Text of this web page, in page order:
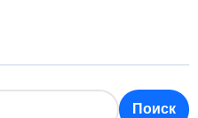
Поиск